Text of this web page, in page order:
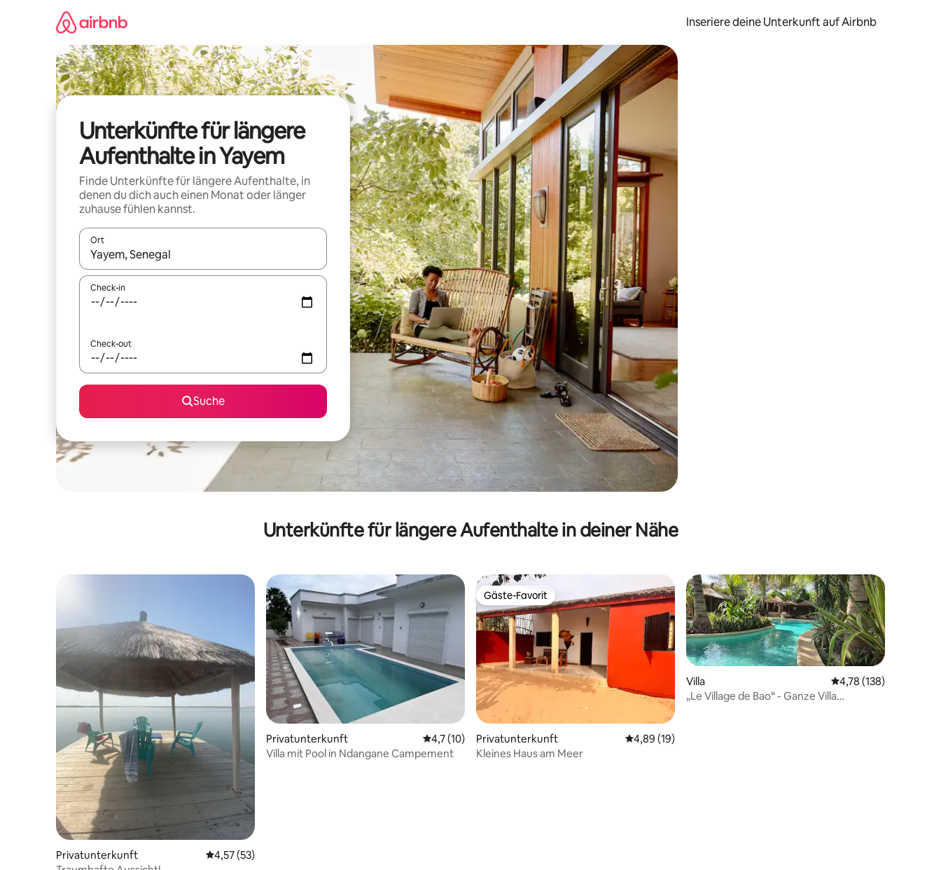
Inseriere deine Unterkunft auf Airbnb
Unterkünfte für längere
Aufenthalte in Yayem
Finde Unterkünfte für längere Aufenthalte, in
denen du dich auch einen Monat oder länger
zuhause fühlen kannst.
Ort
Wenn Ergebnisse verfügbar sind, navigiere mit den Pfeiltasten nach oben und unten oder erkunde die Ergebnisse durch Berühren oder Wischgesten.
Check-in
Check-out
Suche
Unterkünfte für längere Aufenthalte in deiner Nähe
Privatunterkunft Durchschnittliche Bewertung: 4,57 von 5, 53 Bewertungen
4,57 (53)
Privatunterkunft Durchschnittliche Bewertung: 4,7 von 5, 10 Bewertungen
4,7 (10)
Villa mit Pool in Ndangane Campement
Gäste-Favorit
Gäste-Favorit
Privatunterkunft Durchschnittliche Bewertung: 4,89 von 5, 19 Bewertungen
4,89 (19)
Kleines Haus am Meer
Villa Durchschnittliche
4,78 (138)
„Le Village de Bao“ - Ganze Villa